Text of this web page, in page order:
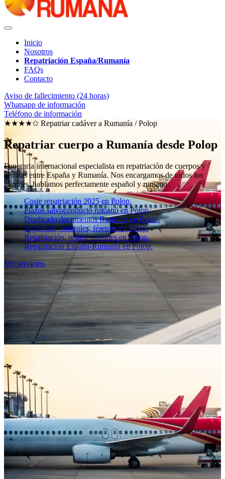
Inicio
Nosotros
Repatriación España/Rumanía
FAQs
Contacto
Aviso de fallecimiento (24 horas)
Whatsapp de información
Teléfono de información
★★★★✩ Repatriar cadáver a Rumanía /Polop
Repatriar cuerpo a Rumanía desde Polop
Funeraria internacional especialista en repatriación de cuerpos y
cenizas entre España y Rumanía. Nos encargamos de todos los
trámites, hablamos perfectamente español y rumano
Coste repatriación 2025 en Polop.
Plazos salvoconducto rumano en Polop.
Duplicado documentos Rumanía en Polop.
Seguridad, controles, féretros en Polop.
Repatriación, restos, mortales en Polop.
Repatriación España-Rumanía en Polop.
Ver servicios